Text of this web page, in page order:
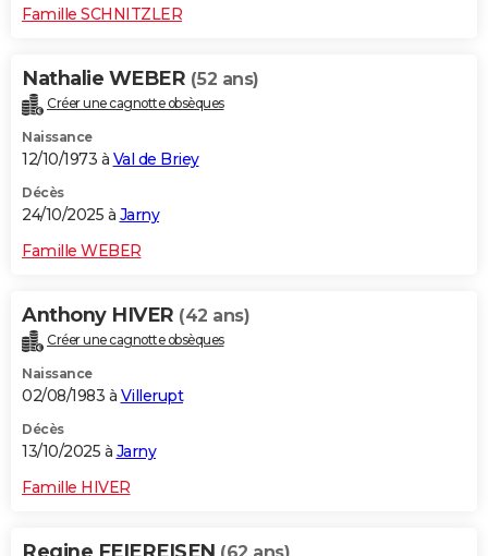
Famille SCHNITZLER
Nathalie WEBER (52 ans)
Créer une cagnotte obsèques
Naissance
12/10/1973 à Val de Briey
Décès
24/10/2025 à Jarny
Famille WEBER
Anthony HIVER (42 ans)
Créer une cagnotte obsèques
Naissance
02/08/1983 à Villerupt
Décès
13/10/2025 à Jarny
Famille HIVER